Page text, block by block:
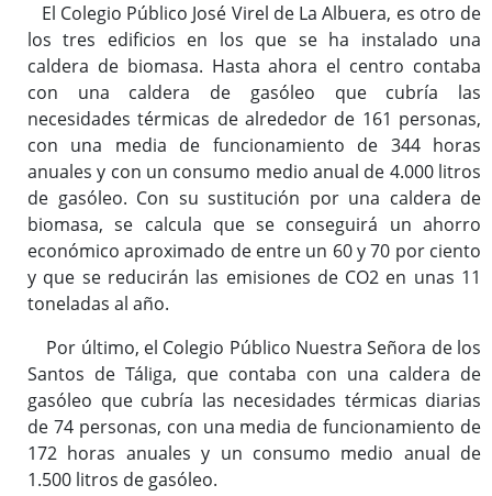
El Colegio Público José Virel de La Albuera, es otro de
los tres edificios en los que se ha instalado una
caldera de biomasa. Hasta ahora el centro contaba
con una caldera de gasóleo que cubría las
necesidades térmicas de alrededor de 161 personas,
con una media de funcionamiento de 344 horas
anuales y con un consumo medio anual de 4.000 litros
de gasóleo. Con su sustitución por una caldera de
biomasa, se calcula que se conseguirá un ahorro
económico aproximado de entre un 60 y 70 por ciento
y que se reducirán las emisiones de CO2 en unas 11
toneladas al año.
Por último, el Colegio Público Nuestra Señora de los
Santos de Táliga, que contaba con una caldera de
gasóleo que cubría las necesidades térmicas diarias
de 74 personas, con una media de funcionamiento de
172 horas anuales y un consumo medio anual de
1.500 litros de gasóleo.